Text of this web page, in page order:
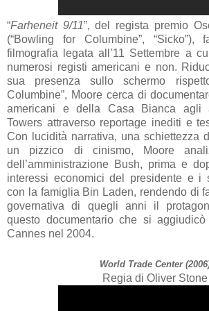
“Farheneit 9/11”, del regista premio
(“Bowling for Columbine”,
filmografia legata all’11 Settembre a
numerosi registi americani e non.
sua presenza sullo schermo
Columbine”, Moore cerca di
americani e della Casa Bianca agli
Towers attraverso reportage inediti e
Con lucidità narrativa, una schiettezza
un pizzico di cinismo, Moore
dell’amministrazione Bush, prima e
interessi economici del presidente e i
con la famiglia Bin Laden, rendendo di
governativa di quegli anni il
questo documentario che si aggiudicò
Cannes nel 2004.
World Trade Center
Regia di Oliver Stone